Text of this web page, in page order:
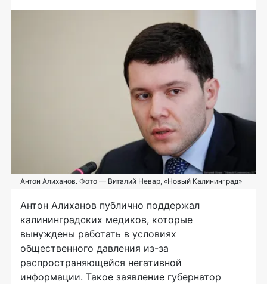
Антон Алиханов. Фото — Виталий Невар, «Новый Калининград»
Антон Алиханов публично поддержал
калининградских медиков, которые
вынуждены работать в условиях
общественного давления из-за
распространяющейся негативной
информации. Такое заявление губернатор